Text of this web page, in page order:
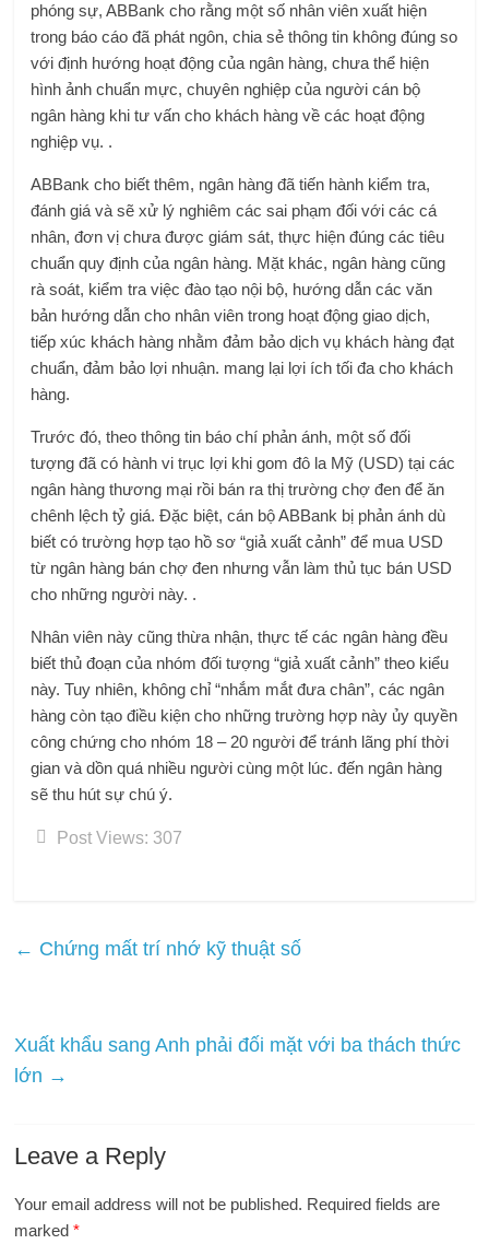
phóng sự, ABBank cho rằng một số nhân viên xuất hiện
trong báo cáo đã phát ngôn, chia sẻ thông tin không đúng so
với định hướng hoạt động của ngân hàng, chưa thể hiện
hình ảnh chuẩn mực, chuyên nghiệp của người cán bộ
ngân hàng khi tư vấn cho khách hàng về các hoạt động
nghiệp vụ. .
ABBank cho biết thêm, ngân hàng đã tiến hành kiểm tra,
đánh giá và sẽ xử lý nghiêm các sai phạm đối với các cá
nhân, đơn vị chưa được giám sát, thực hiện đúng các tiêu
chuẩn quy định của ngân hàng. Mặt khác, ngân hàng cũng
rà soát, kiểm tra việc đào tạo nội bộ, hướng dẫn các văn
bản hướng dẫn cho nhân viên trong hoạt động giao dịch,
tiếp xúc khách hàng nhằm đảm bảo dịch vụ khách hàng đạt
chuẩn, đảm bảo lợi nhuận. mang lại lợi ích tối đa cho khách
hàng.
Trước đó, theo thông tin báo chí phản ánh, một số đối
tượng đã có hành vi trục lợi khi gom đô la Mỹ (USD) tại các
ngân hàng thương mại rồi bán ra thị trường chợ đen để ăn
chênh lệch tỷ giá. Đặc biệt, cán bộ ABBank bị phản ánh dù
biết có trường hợp tạo hồ sơ “giả xuất cảnh” để mua USD
từ ngân hàng bán chợ đen nhưng vẫn làm thủ tục bán USD
cho những người này. .
Nhân viên này cũng thừa nhận, thực tế các ngân hàng đều
biết thủ đoạn của nhóm đối tượng “giả xuất cảnh” theo kiểu
này. Tuy nhiên, không chỉ “nhắm mắt đưa chân”, các ngân
hàng còn tạo điều kiện cho những trường hợp này ủy quyền
công chứng cho nhóm 18 – 20 người để tránh lãng phí thời
gian và dồn quá nhiều người cùng một lúc. đến ngân hàng
sẽ thu hút sự chú ý.
Post Views: 307
← Chứng mất trí nhớ kỹ thuật số
Xuất khẩu sang Anh phải đối mặt với ba thách thức
lớn →
Leave a Reply
Your email address will not be published. Required fields are
marked*